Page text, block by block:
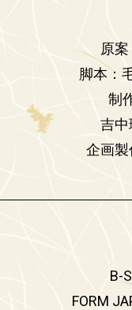
原
脚本：
制
吉
企画
B-
FORM